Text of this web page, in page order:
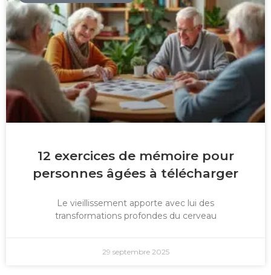
12 exercices de mémoire pour
personnes âgées à télécharger
Le vieillissement apporte avec lui des
transformations profondes du cerveau
29 septembre 2025